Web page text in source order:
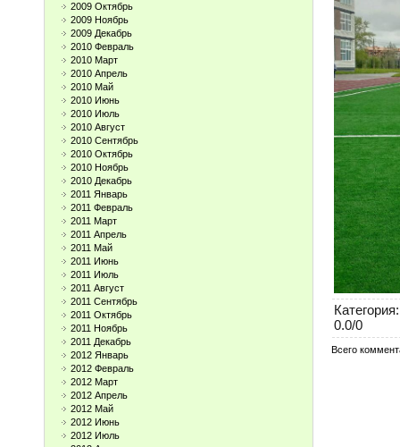
2009 Октябрь
2009 Ноябрь
2009 Декабрь
2010 Февраль
2010 Март
2010 Апрель
2010 Май
2010 Июнь
2010 Июль
2010 Август
2010 Сентябрь
2010 Октябрь
2010 Ноябрь
2010 Декабрь
2011 Январь
2011 Февраль
2011 Март
2011 Апрель
2011 Май
2011 Июнь
2011 Июль
2011 Август
2011 Сентябрь
2011 Октябрь
2011 Ноябрь
2011 Декабрь
2012 Январь
2012 Февраль
2012 Март
2012 Апрель
2012 Май
2012 Июнь
2012 Июль
Категория:
0.0/0
Всего